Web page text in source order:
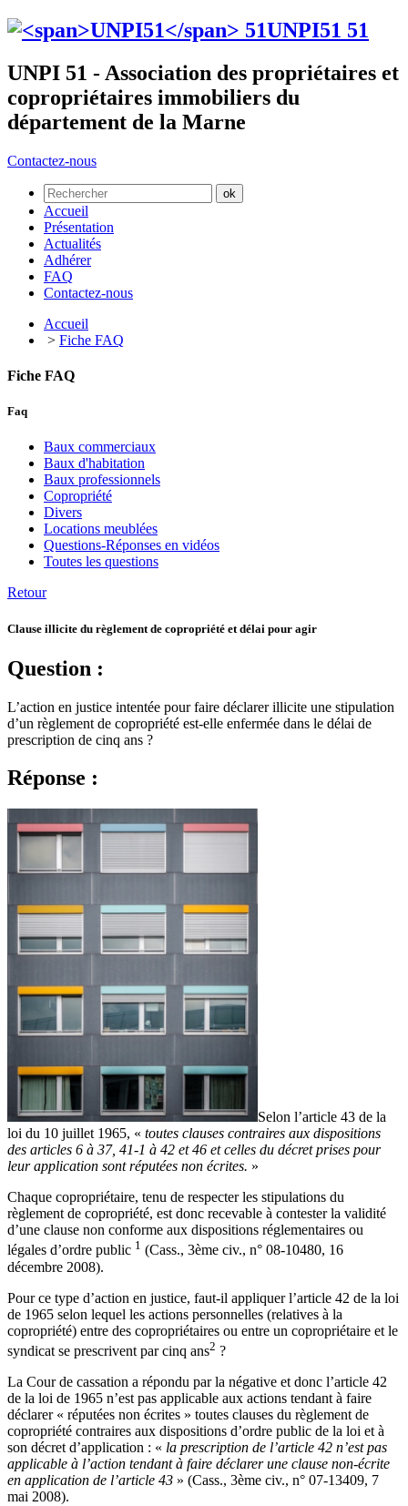
UNPI51 51
UNPI 51 - Association des propriétaires et
copropriétaires immobiliers du
département de la Marne
Contactez-nous
Accueil
Présentation
Actualités
Adhérer
FAQ
Contactez-nous
Accueil
> Fiche FAQ
Fiche FAQ
Faq
Baux commerciaux
Baux d'habitation
Baux professionnels
Copropriété
Divers
Locations meublées
Questions-Réponses en vidéos
Toutes les questions
Retour
Clause illicite du règlement de copropriété et délai pour agir
Question :
L’action en justice intentée pour faire déclarer illicite une stipulation
d’un règlement de copropriété est-elle enfermée dans le délai de
prescription de cinq ans ?
Réponse :
Selon l’article 43 de la
loi du 10 juillet 1965, « toutes clauses contraires aux dispositions
des articles 6 à 37, 41-1 à 42 et 46 et celles du décret prises pour
leur application sont réputées non écrites. »
Chaque copropriétaire, tenu de respecter les stipulations du
règlement de copropriété, est donc recevable à contester la validité
d’une clause non conforme aux dispositions réglementaires ou
légales d’ordre public 1 (Cass., 3ème civ., n° 08-10480, 16
décembre 2008).
Pour ce type d’action en justice, faut-il appliquer l’article 42 de la loi
de 1965 selon lequel les actions personnelles (relatives à la
copropriété) entre des copropriétaires ou entre un copropriétaire et le
syndicat se prescrivent par cinq ans2 ?
La Cour de cassation a répondu par la négative et donc l’article 42
de la loi de 1965 n’est pas applicable aux actions tendant à faire
déclarer « réputées non écrites » toutes clauses du règlement de
copropriété contraires aux dispositions d’ordre public de la loi et à
son décret d’application : « la prescription de l’article 42 n’est pas
applicable à l’action tendant à faire déclarer une clause non-écrite
en application de l’article 43 » (Cass., 3ème civ., n° 07-13409, 7
mai 2008).